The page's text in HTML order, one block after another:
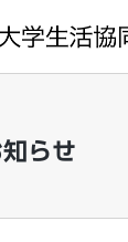
らせ